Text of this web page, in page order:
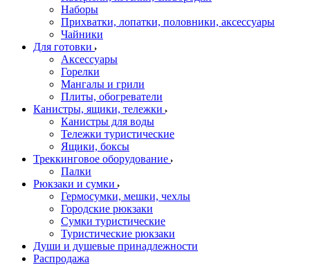
Наборы
Прихватки, лопатки, половники, аксессуары
Чайники
Для готовки
Аксессуары
Горелки
Мангалы и грили
Плиты, обогреватели
Канистры, ящики, тележки
Канистры для воды
Тележки туристические
Ящики, боксы
Треккинговое оборудование
Палки
Рюкзаки и сумки
Гермосумки, мешки, чехлы
Городские рюкзаки
Сумки туристические
Туристические рюкзаки
Души и душевые принадлежности
Распродажа